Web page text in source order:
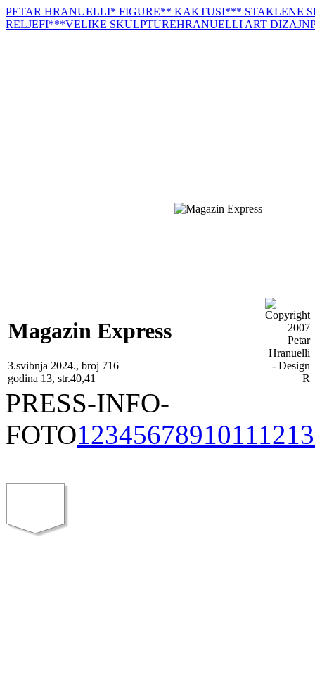
PETAR HRANUELLI* FIGURE** KAKTUSI*** STAKLENE
RELJEFI***VELIKE SKULPTUREHRANUELLI ART DIZAJN
Magazin Express
3.svibnja 2024., broj 716
godina 13, str.40,41
PRESS-INFO-
FOTO12345678910111213